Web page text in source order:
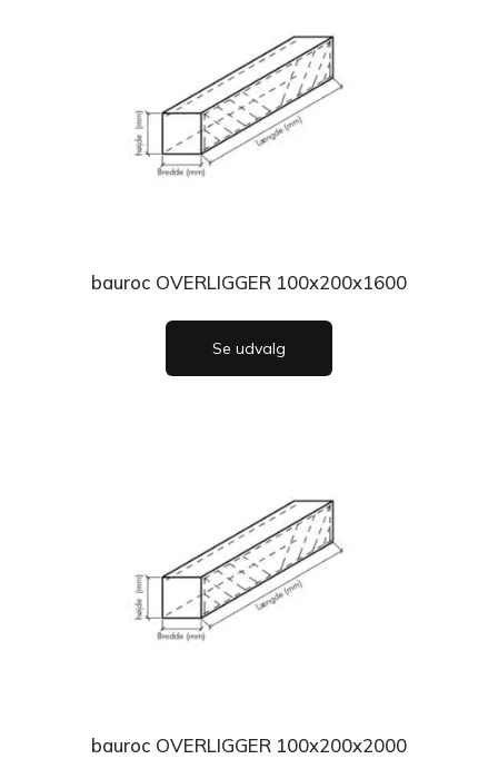
bauroc OVERLIGGER 100x200x1600
Se udvalg
bauroc OVERLIGGER 100x200x2000